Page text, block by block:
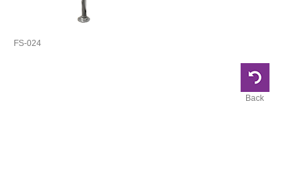
FS-024
Back